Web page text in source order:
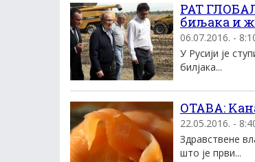
РАТ
биљака и
06.07.2016. -
У Русији је
билјака...
ОТАВА:
22.05.2016. -
Здравствене
што jе први...